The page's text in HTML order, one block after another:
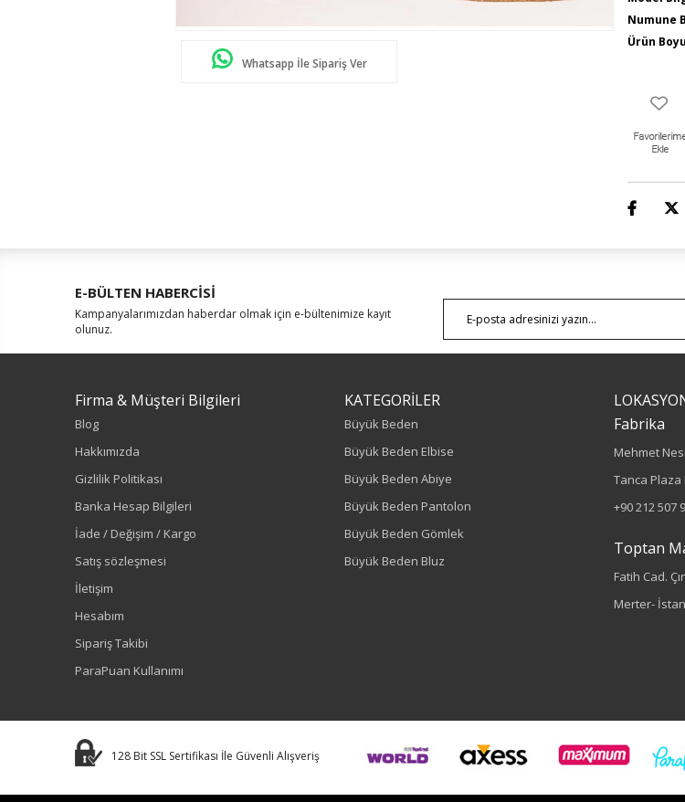
Whatsapp İle Sipariş Ver
Numune
Ürün
Sezon :
E-BÜLTEN HABERCİSİ
Kampanyalarımızdan haberdar olmak için e-bültenimize kayıt
olunuz.
Firma & Müşteri Bilgileri
Blog
Hakkımızda
Gizlilik Politikası
Banka Hesap Bilgileri
İade / Değişim / Kargo
Satış sözleşmesi
İletişim
Hesabım
Sipariş Takibi
ParaPuan Kullanımı
KATEGORİLER
Büyük Beden
Büyük Beden Elbise
Büyük Beden Abiye
Büyük Beden Pantolon
Büyük Beden Gömlek
Büyük Beden Bluz
Fabrika
Mehmet
Tanca
+90 212 507
Toptan
Fatih Cad.
Merter-
128 Bit SSL Sertifikası İle Güvenli Alışveriş